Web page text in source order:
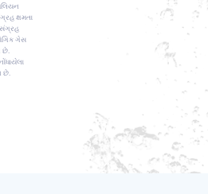
ક્ષમતા
સંગ્રહ
ગેસ
છે.
છે.